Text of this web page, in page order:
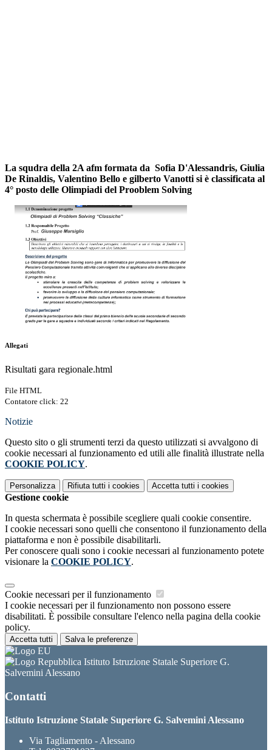
La squdra della 2A afm formata da Sofia D'Alessandris, Giulia
De Rinaldis, Valentino Bello e gilberto Vanotti si è classificata al
4° posto delle Olimpiadi del Prooblem Solving
Allegati
Risultati gara regionale.html
File HTML
Contatore click: 22
Notizie
Questo sito o gli strumenti terzi da questo utilizzati si avvalgono di
cookie necessari al funzionamento ed utili alle finalità illustrate nella
COOKIE POLICY.
Personalizza Rifiuta tutti i cookies Accetta tutti i cookies
Gestione cookie
In questa schermata è possibile scegliere quali cookie consentire.
I cookie necessari sono quelli che consentono il funzionamento della
piattaforma e non è possibile disabilitarli.
Per conoscere quali sono i cookie necessari al funzionamento potete
visionare la COOKIE POLICY.
Cookie necessari per il funzionamento
I cookie necessari per il funzionamento non possono essere
disabilitati. È possibile consultare l'elenco nella pagina della cookie
policy.
Accetta tutti Salva le preferenze
Istituto Istruzione Statale Superiore G.
Salvemini Alessano
Contatti
Istituto Istruzione Statale Superiore G. Salvemini Alessano
Via Tagliamento - Alessano